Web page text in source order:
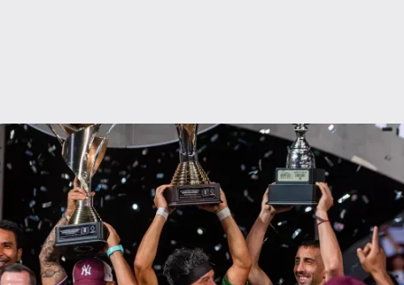
El Deportivo Saprissa es el equipo más ganador de Costa
Rica y uno de los que más títulos ostenta a nivel Mundial,
con hechos se demuestra que el Monstruo es el equipo más
grande del país.
Tras la reciente consecución de la copa número 39 del